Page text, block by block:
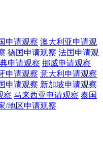
申请观察 澳大利亚申请观
德国申请观察 法国申请观
申请观察 挪威申请观察
申请观察 意大利 申请观察
申请观察 新加坡申请观察
察 马来西亚申请观察 泰国
/地区申请观察